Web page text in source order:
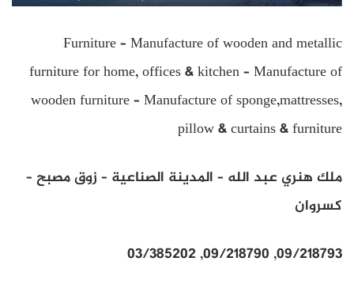
Furniture – Manufacture of wooden and metallic
furniture for home, offices & kitchen – Manufacture of
wooden furniture – Manufacture of sponge,mattresses,
pillow & curtains & furniture
ملك هنري عبد الله – المدينة الصناعية – زوق مصبح –
كسروان
09/218793, 09/218790, 03/385202